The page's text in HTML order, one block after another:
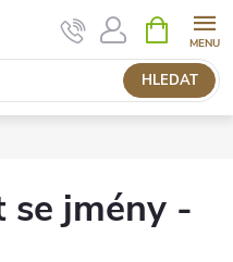
HLEDAT
NÁKUPNÍ
KOŠÍK
se jmény -